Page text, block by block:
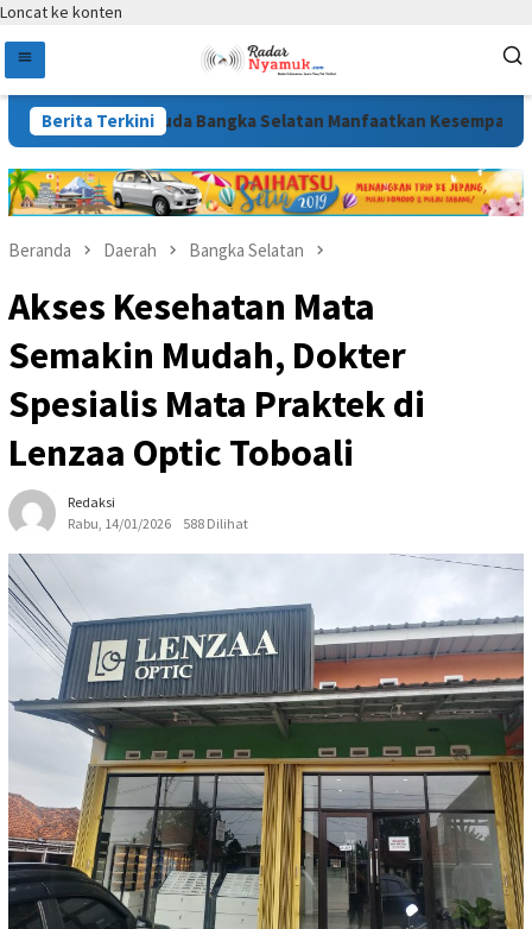
Loncat ke konten
Berita Terkini
Muda Bangka Selatan Manfaatkan Kesempatan Aksi
Beranda Daerah Bangka Selatan
Akses Kesehatan Mata
Semakin Mudah, Dokter
Spesialis Mata Praktek di
Lenzaa Optic Toboali
Redaksi
Rabu, 14/01/2026
588 Dilihat